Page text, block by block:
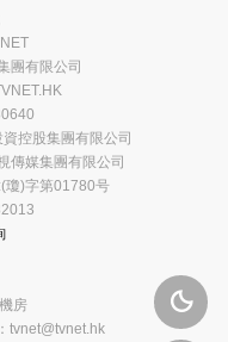

團有限公司
控股集團有限公司
傳媒集團有限公司
瓊)字第01780号
房
tvnet@tvnet.hk